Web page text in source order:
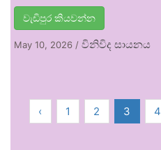
වැඩිපුර කියවන්න
May 10, 2026 / විනිවිද සායනය
‹ 1 2 3 4